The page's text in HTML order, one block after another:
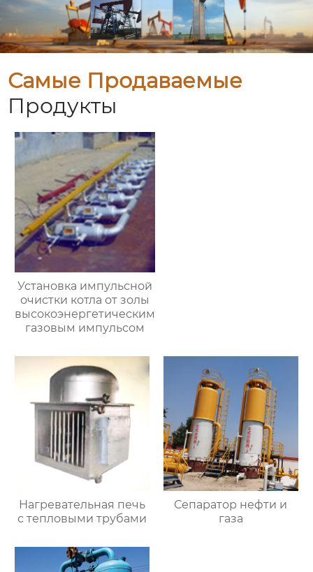
Самые Продаваемые
Продукты
Установка импульсной
очистки котла от золы
высокоэнергетическим
газовым импульсом
Нагревательная печь
с тепловыми трубами
Сепаратор нефти и
газа